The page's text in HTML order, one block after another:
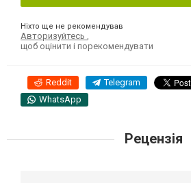
Ніхто ще не рекомендував
Авторизуйтесь
щоб оцінити і порекомендувати
Reddit Telegram
WhatsApp
Рецензія